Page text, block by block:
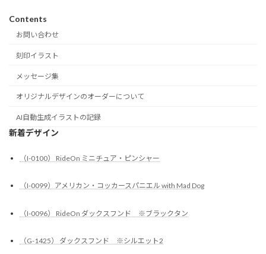
Contents
お問い合わせ
刻印イラスト
メッセージ集
オリジナルデザインのオーダーについて
AI自動生成イラストの記録
新着デザイン
（I-0100） RideOn ミニチュア・ピンシャー
（I-0099）アメリカン・コッカースパニエル with Mad Dog
（I-0096） RideOn ダックスフンド ※ブラックタン
（G-1425） ダックスフンド ※シルエット2